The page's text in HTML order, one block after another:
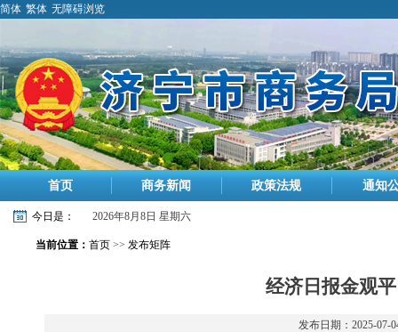
简体 繁体 无障碍浏览
首页 商务新闻 政策法规 通知
今日是： 2026年8月8日 星期六
当前位置： 首页 >> 发布矩阵
经济日报金观
发布日期：2025-07-